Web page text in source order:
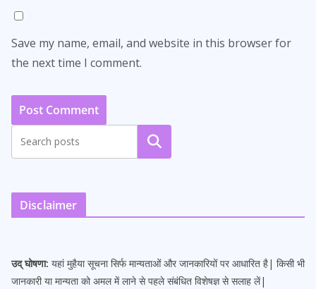
Save my name, email, and website in this browser for
the next time I comment.
Search
Disclaimer
उद् घोषणा: यहां मुहैया सूचना सिर्फ मान्यताओं और जानकारियों पर आधारित है| किसी भी
जानकारी या मान्यता को अमल में लाने से पहले संबंधित विशेषज्ञ से सलाह लें|